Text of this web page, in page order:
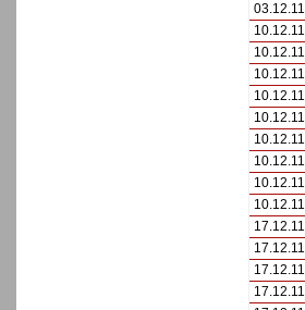
03.12.11
10.12.11
10.12.11
10.12.11
10.12.11
10.12.11
10.12.11
10.12.11
10.12.11
10.12.11
17.12.11
17.12.11
17.12.11
17.12.11